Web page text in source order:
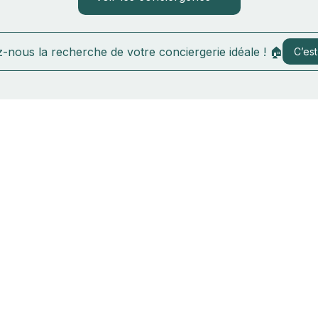
nous la recherche de votre conciergerie idéale ! 🏠